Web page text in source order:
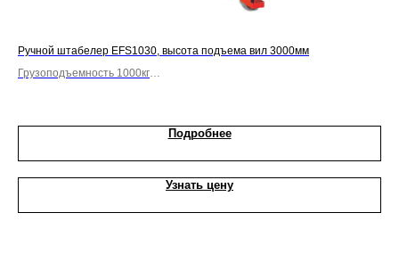
Ручной штабелер EFS1030, высота подъема вил 3000мм
Грузоподъемность 1000кг
Подробнее
Узнать цену